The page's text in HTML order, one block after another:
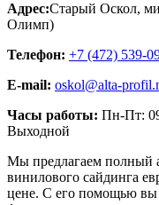
Адрес:Старый Оскол,
Олимп)
Телефон: +7 (472) 539-
E-mail: oskol@alta-
Часы работы: Пн-Пт:
Выходной
Мы предлагаем полный
винилового сайдинга
цене. С его помощью вы